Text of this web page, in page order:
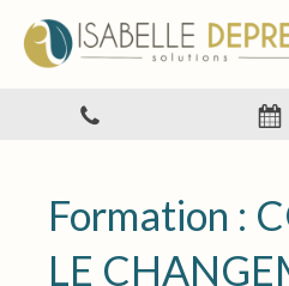
Formation :
LE